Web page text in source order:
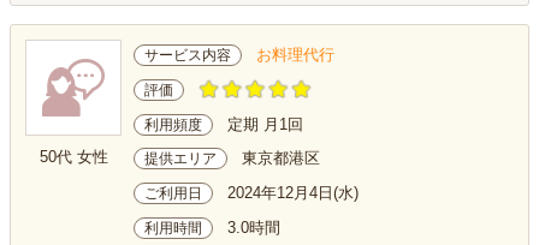
50代 女性
サービス内容 お料理代行
評価
利用頻度 定期 月1回
提供エリア 東京都港区
ご利用日 2024年12月4日(水)
利用時間 3.0時間